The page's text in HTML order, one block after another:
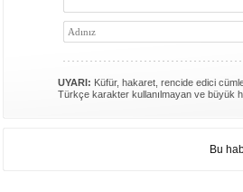
UYARI: Küfür, hakaret, rencide edici
Türkçe karakter kullanılmayan ve büyük
Bu